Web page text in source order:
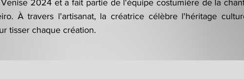
2024 et a fait partie de l'équipe costumière de la
À travers l'artisanat, la créatrice célèbre l'héritage
tisser chaque création.